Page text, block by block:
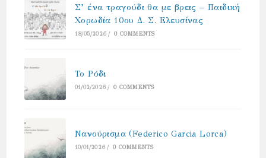
Σ’ ένα τραγούδι θα με βρεις – Παιδική
Χορωδία 10ου Δ. Σ. Ελευσίνας
18/05/2026 / 0 COMMENTS
Το Ρόδι
01/02/2026 / 0 COMMENTS
Νανούρισμα (Federico Garcia Lorca)
10/01/2026 / 0 COMMENTS